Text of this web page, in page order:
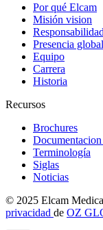
Por qué Elcam
Misión vision
Presencia global
Equipo
Carrera
Historia
Recursos
Brochures
Terminología
Siglas
Noticias
© 2025 Elcam
privacidad de OZ